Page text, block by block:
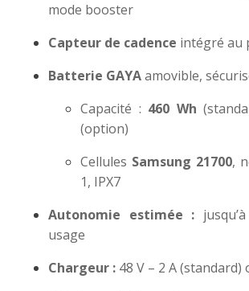
mode booster
Capteur de cadence intégré au
Batterie GAYAamovible,
Capacité : 460 Wh
(option)
Cellules Samsung 21700,
1, IPX7
Autonomie estimée :
usage
Chargeur : 48 V – 2 A (standard)